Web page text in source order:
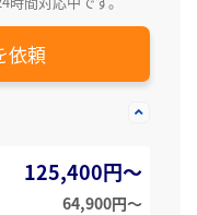
依頼
125,400円～
64,900円〜